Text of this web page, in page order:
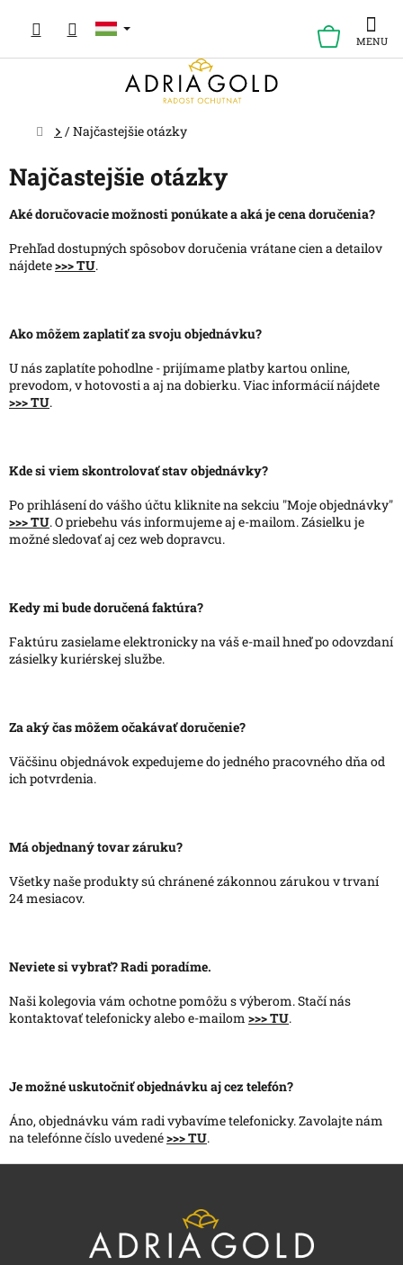
tartalomhoz
KOSÁR
Kezdőlap
/Najčastejšie otázky
Najčastejšie otázky
Aké doručovacie možnosti ponúkate a aká je cena doručenia?
Prehľad dostupných spôsobov doručenia vrátane cien a detailov
nájdete>>> TU.
Ako môžem zaplatiť za svoju objednávku?
U nás zaplatíte pohodlne - prijímame platby kartou online,
prevodom, v hotovosti a aj na dobierku. Viac informácií nájdete
>>> TU.
Kde si viem skontrolovať stav objednávky?
Po prihlásení do vášho účtu kliknite na sekciu "Moje objednávky"
>>> TU. O priebehu vás informujeme aj e-mailom. Zásielku je
možné sledovať aj cez web dopravcu.
Kedy mi bude doručená faktúra?
Faktúru zasielame elektronicky na váš e-mail hneď po odovzdaní
zásielky kuriérskej službe.
Za aký čas môžem očakávať doručenie?
Väčšinu objednávok expedujeme do jedného pracovného dňa od
ich potvrdenia.
Má objednaný tovar záruku?
Všetky naše produkty sú chránené zákonnou zárukou v trvaní
24 mesiacov.
Neviete si vybrať? Radi poradíme.
Naši kolegovia vám ochotne pomôžu s výberom. Stačí nás
kontaktovať telefonicky alebo e-mailom >>> TU.
Je možné uskutočniť objednávku aj cez telefón?
Áno, objednávku vám radi vybavíme telefonicky. Zavolajte nám
na telefónne číslo uvedené>>> TU.
L